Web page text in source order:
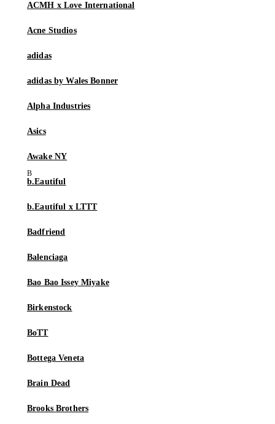
ACMH x Love International
Acne Studios
adidas
adidas by Wales Bonner
Alpha Industries
Asics
Awake NY
b.Eautiful
b.Eautiful x LTTT
Badfriend
Balenciaga
Bao Bao Issey Miyake
Birkenstock
BoTT
Bottega Veneta
Brain Dead
Brooks Brothers